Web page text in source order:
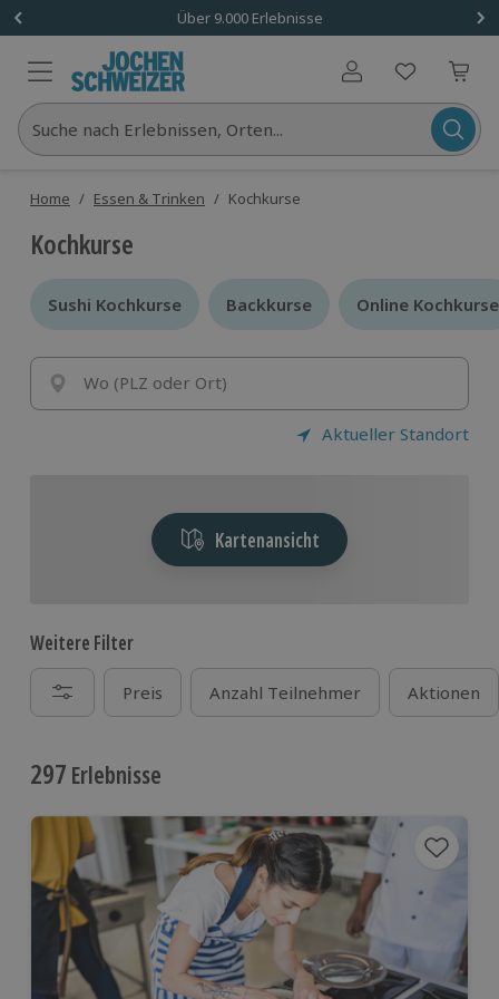
Über 9.000 Erlebnisse
Benutzerkonto
Suche nach Erlebnissen, Orten...
Home / Essen & Trinken / Kochkurse
Kochkurse
Sushi Kochkurse
Sushi Kochkurse Backkurse
Backkurse Online Kochkurse
Online Kochkurse
Wo (PLZ oder Ort)
Aktueller Standort
Kartenansicht
Weitere Filter
Preis Anzahl Teilnehmer Aktionen
297 Erlebnisse